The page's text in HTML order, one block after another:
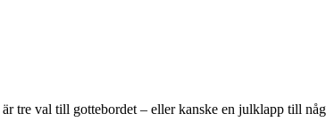
tre val till gottebordet – eller kanske en julklapp till